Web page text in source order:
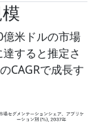
米ドルの市場
すると推定さ
CAGRで成長す